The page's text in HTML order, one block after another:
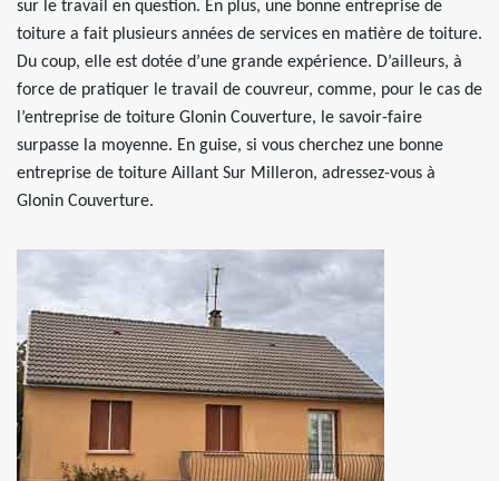
sur le travail en question. En plus, une bonne entreprise de
toiture a fait plusieurs années de services en matière de toiture.
Du coup, elle est dotée d’une grande expérience. D’ailleurs, à
force de pratiquer le travail de couvreur, comme, pour le cas de
l’entreprise de toiture Glonin Couverture, le savoir-faire
surpasse la moyenne. En guise, si vous cherchez une bonne
entreprise de toiture Aillant Sur Milleron, adressez-vous à
Glonin Couverture.